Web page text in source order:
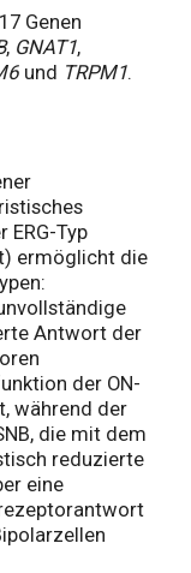
Genen
, GNAT1,
und TRPM1.
ERG-Typ
ermöglicht die
Antwort der
der ON-
während der
die mit dem
reduzierte
eine